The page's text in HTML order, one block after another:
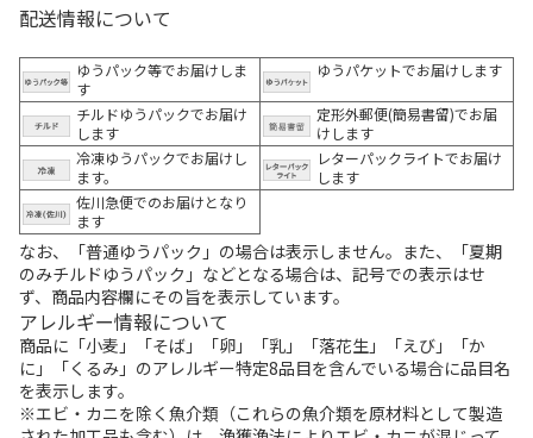
配送情報について
ゆうパック等でお届けしま
す
ゆうパケットでお届けします
チルドゆうパックでお届け
します
定形外郵便(簡易書留)でお届
けします
冷凍ゆうパックでお届けし
ます。
レターパックライトでお届け
します
佐川急便でのお届けとなり
ます
なお、「普通ゆうパック」の場合は表示しません。また、「夏期
のみチルドゆうパック」などとなる場合は、記号での表示はせ
ず、商品内容欄にその旨を表示しています。
アレルギー情報について
商品に「小麦」「そば」「卵」「乳」「落花生」「えび」「か
に」「くるみ」のアレルギー特定8品目を含んでいる場合に品目名
を表示します。
※エビ・カニを除く魚介類（これらの魚介類を原材料として製造